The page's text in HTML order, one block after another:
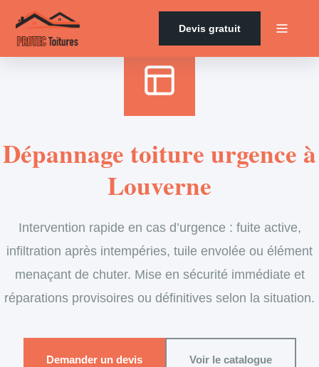
Devis gratuit
Accueil
Dépannage toiture urgence à
Louverne
Intervention rapide en cas d’urgence : fuite active,
infiltration après intempéries, tuile envolée ou élément
menaçant de chuter. Mise en sécurité immédiate et
réparations provisoires ou définitives selon la situation.
Demander un devis Voir le catalogue